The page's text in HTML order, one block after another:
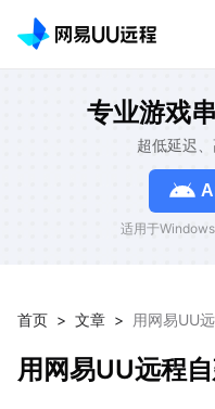
专业游戏
超低延迟
适用于
首页 > 文章 > 用网易UU
用网易UU远程